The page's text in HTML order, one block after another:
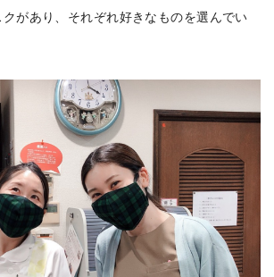
があり、それぞれ好きなものを選んでい